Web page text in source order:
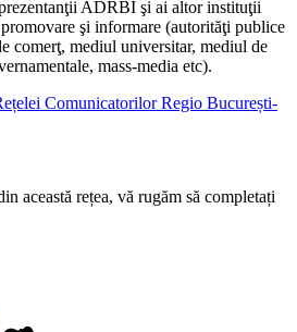
ADRBI şi ai altor instituţii
şi informare (autorităţi publice
comerţ, mediul universitar, mediul de
mass-media etc).
Comunicatorilor Regio București-
această rețea, vă rugăm să completați